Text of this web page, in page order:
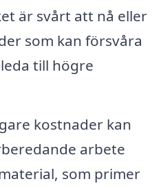
är svårt att nå eller
som kan försvåra
till högre
kostnader kan
arbete
som primer